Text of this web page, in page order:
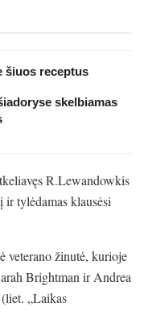
šiuos receptus
skelbiamas
R.Lewandowkis
ir tylėdamas klausėsi
veterano žinutė, kurioje
Brightman ir Andrea
„Laikas